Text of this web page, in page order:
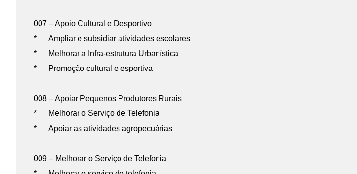
007 – Apoio Cultural e Desportivo
* Ampliar e subsidiar atividades escolares
* Melhorar a Infra-estrutura Urbanística
* Promoção cultural e esportiva
008 – Apoiar Pequenos Produtores Rurais
* Melhorar o Serviço de Telefonia
* Apoiar as atividades agropecuárias
009 – Melhorar o Serviço de Telefonia